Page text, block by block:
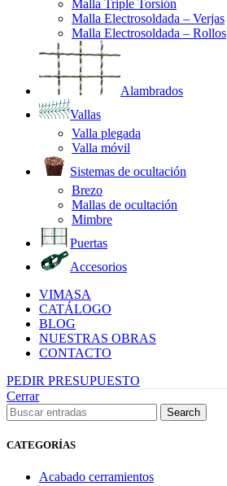
Malla Triple Torsión
Malla Electrosoldada – Verjas
Malla Electrosoldada – Rollos
Alambrados
Vallas
Valla plegada
Valla móvil
Sistemas de ocultación
Brezo
Mallas de ocultación
Mimbre
Puertas
Accesorios
VIMASA
CATÁLOGO
BLOG
NUESTRAS OBRAS
CONTACTO
PEDIR PRESUPUESTO
Cerrar
Search
CATEGORÍAS
Acabado cerramientos